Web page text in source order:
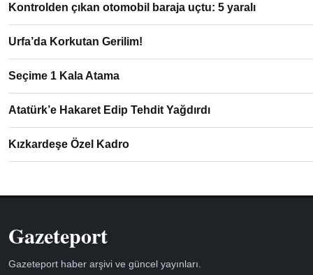
Kontrolden çıkan otomobil baraja uçtu: 5 yaralı
Urfa’da Korkutan Gerilim!
Seçime 1 Kala Atama
Atatürk’e Hakaret Edip Tehdit Yağdırdı
Kızkardeşe Özel Kadro
Gazeteport
Gazeteport haber arşivi ve güncel yayınları.